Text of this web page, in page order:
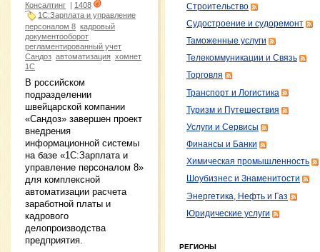
Консалтинг
1408
1С:Зарплата и управление
персоналом 8 кадровый
документооборот
регламентированный учет
Сандоз автоматизация хомнет
1С
В российском
подразделении
швейцарской компании
«Сандоз» завершен проект
внедрения
информационной системы
на базе «1С:Зарплата и
управление персоналом 8»
для комплексной
автоматизации расчета
заработной платы и
кадрового
делопроизводства
предприятия.
Строительство
Судостроение и судоремонт
Таможенные услуги
Телекоммуникации и Связь
Торговля
Транспорт и Логистика
Туризм и Путешествия
Услуги и Сервисы
Финансы и Банки
Химическая промышленность
Шоубизнес и Знаменитости
Энергетика, Нефть и Газ
Юридические услуги
РЕГИОНЫ